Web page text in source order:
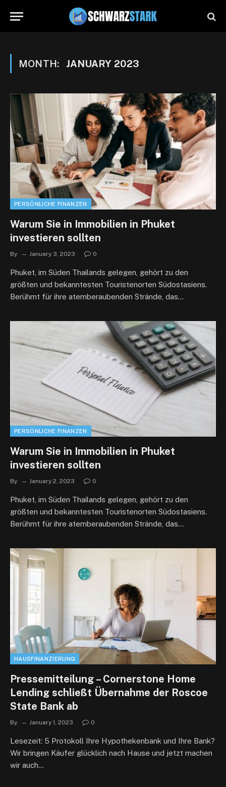
MONTH: JANUARY 2023
PERSÖNLICHE FINANZEN
Warum Sie in Immobilien in Phuket
investieren sollten
By January 3, 2023 0
Phuket, im Süden Thailands gelegen, gehört zu den
größten und bekanntesten Touristenorten Südostasiens.
Berühmt für ihre atemberaubenden Strände, das…
PERSÖNLICHE FINANZEN
Warum Sie in Immobilien in Phuket
investieren sollten
By January 2, 2023 0
Phuket, im Süden Thailands gelegen, gehört zu den
größten und bekanntesten Touristenorten Südostasiens.
Berühmt für ihre atemberaubenden Strände, das…
HAUSFINANZIERUNG
Pressemitteilung – Cornerstone Home
Lending schließt Übernahme der Roscoe
State Bank ab
By January 1, 2023 0
Lesezeit: 5 Protokoll Ihre Hypothekenbank und Ihre Bank?
Wir bringen Käufer glücklich nach Hause und jetzt machen
wir auch…